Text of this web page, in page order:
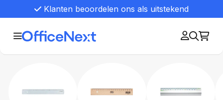
Klanten beoordelen ons als uitstekend